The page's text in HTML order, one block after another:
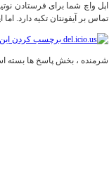
اپل واچ شما برای فرستادن
تماس بر آیفونتان تکیه دارد. اما
برچسب کردن
شرمنده ، بخش پاسخ ها بسته